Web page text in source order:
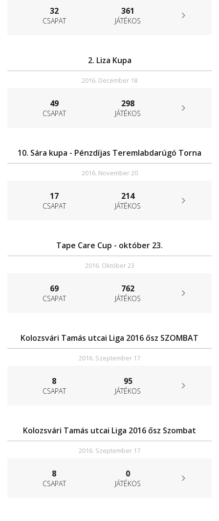
32
CSAPAT
361
JÁTÉKOS
2. Liza Kupa
2016. December 18
49
CSAPAT
298
JÁTÉKOS
10. Sára kupa - Pénzdíjas Teremlabdarúgó Torna
2016. November 20
17
CSAPAT
214
JÁTÉKOS
Tape Care Cup - október 23.
2016. Október 23
69
CSAPAT
762
JÁTÉKOS
Kolozsvári Tamás utcai Liga 2016 ősz SZOMBAT
2016. Szeptember 17
8
CSAPAT
95
JÁTÉKOS
Kolozsvári Tamás utcai Liga 2016 ősz Szombat
2016. Szeptember 17
8
CSAPAT
0
JÁTÉKOS